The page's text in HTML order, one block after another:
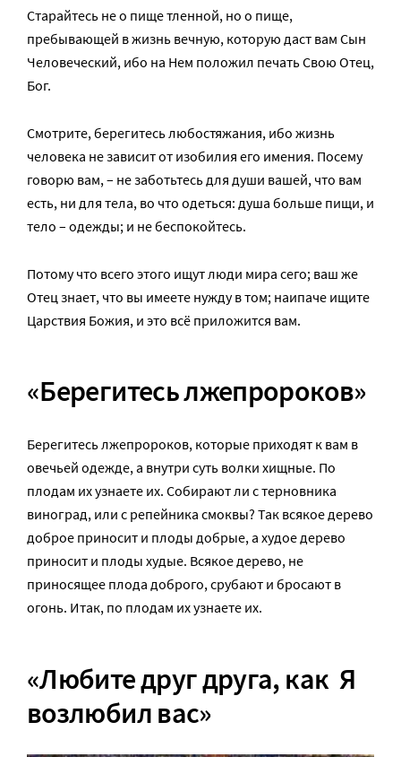
Старайтесь не о пище тленной, но о пище,
пребывающей в жизнь вечную, которую даст вам Сын
Человеческий, ибо на Нем положил печать Свою Отец,
Бог.
Смотрите, берегитесь любостяжания, ибо жизнь
человека не зависит от изобилия его имения. Посему
говорю вам, – не заботьтесь для души вашей, что вам
есть, ни для тела, во что одеться: душа больше пищи, и
тело – одежды; и не беспокойтесь.
Потому что всего этого ищут люди мира сего; ваш же
Отец знает, что вы имеете нужду в том; наипаче ищите
Царствия Божия, и это всё приложится вам.
«Берегитесь лжепророков»
Берегитесь лжепророков, которые приходят к вам в
овечьей одежде, а внутри суть волки хищные. По
плодам их узнаете их. Собирают ли с терновника
виноград, или с репейника смоквы? Так всякое дерево
доброе приносит и плоды добрые, а худое дерево
приносит и плоды худые. Всякое дерево, не
приносящее плода доброго, срубают и бросают в
огонь. Итак, по плодам их узнаете их.
«Любите друг друга, как Я
возлюбил вас»